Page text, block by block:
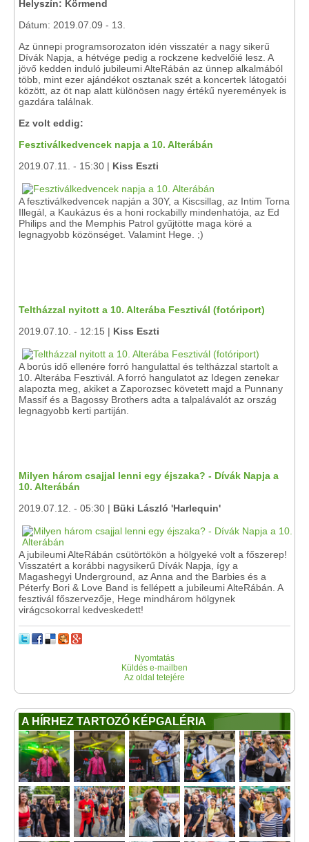
Helyszín: Körmend
Dátum: 2019.07.09 - 13.
Az ünnepi programsorozaton idén visszatér a nagy sikerű
Dívák Napja, a hétvége pedig a rockzene kedvelőié lesz. A
jövő kedden induló jubileumi AlteRábán az ünnep alkalmából
több, mint ezer ajándékot osztanak szét a koncertek látogatói
között, az öt nap alatt különösen nagy értékű nyeremények is
gazdára találnak.
Ez volt eddig:
Fesztiválkedvencek napja a 10. Alterábán
2019.07.11. - 15:30 | Kiss Eszti
A fesztiválkedvencek napján a 30Y, a Kiscsillag, az Intim Torna
Illegál, a Kaukázus és a honi rockabilly mindenhatója, az Ed
Philips and the Memphis Patrol gyűjtötte maga köré a
legnagyobb közönséget. Valamint Hege. ;)
Teltházzal nyitott a 10. Alterába Fesztivál (fotóriport)
2019.07.10. - 12:15 | Kiss Eszti
A borús idő ellenére forró hangulattal és teltházzal startolt a
10. Alterába Fesztivál. A forró hangulatot az Idegen zenekar
alapozta meg, akiket a Zaporozsec követett majd a Punnany
Massif és a Bagossy Brothers adta a talpalávalót az ország
legnagyobb kerti partiján.
Milyen három csajjal lenni egy éjszaka? - Dívák Napja a
10. Alterábán
2019.07.12. - 05:30 | Büki László 'Harlequin'
A jubileumi AlteRábán csütörtökön a hölgyeké volt a főszerep!
Visszatért a korábbi nagysikerű Dívák Napja, így a
Magashegyi Underground, az Anna and the Barbies és a
Péterfy Bori & Love Band is fellépett a jubileumi AlteRábán. A
fesztivál főszervezője, Hege mindhárom hölgynek
virágcsokorral kedveskedett!
Nyomtatás
Küldés e-mailben
Az oldal tetejére
A HÍRHEZ TARTOZÓ KÉPGALÉRIA